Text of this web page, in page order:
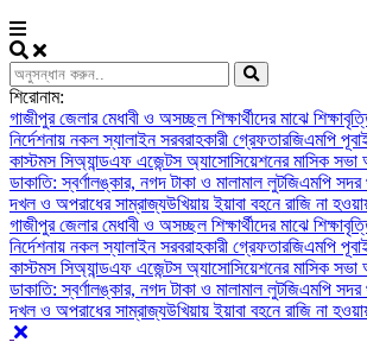
শিরোনাম:
গাজীপুর জেলার মেধাবী ও অসচ্ছল শিক্ষার্থীদের মাঝে
নির্দেশনায় নকল স্যালাইন সরবরাহকারী গ্রেফতারজিএমপি
কাস্টমস সিঅ্যান্ডএফ এজেন্টস অ্যাসোসিয়েশনের মাসিক সভা
ডাকাতি: স্বর্ণালঙ্কার, নগদ টাকা ও মালামাল লুটজিএমপি সদর
দখল ও অপরাধের সাম্রাজ্যউখিয়ায় ইয়াবা বহনে রাজি না
গাজীপুর জেলার মেধাবী ও অসচ্ছল শিক্ষার্থীদের মাঝে
নির্দেশনায় নকল স্যালাইন সরবরাহকারী গ্রেফতারজিএমপি
কাস্টমস সিঅ্যান্ডএফ এজেন্টস অ্যাসোসিয়েশনের মাসিক সভা
ডাকাতি: স্বর্ণালঙ্কার, নগদ টাকা ও মালামাল লুটজিএমপি সদর
দখল ও অপরাধের সাম্রাজ্যউখিয়ায় ইয়াবা বহনে রাজি না